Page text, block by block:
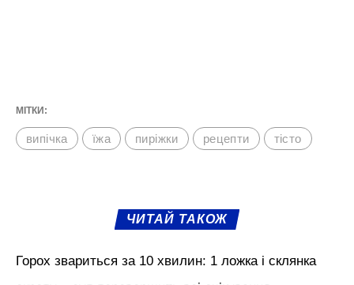
МІТКИ:
випічка їжа пиріжки рецепти тісто
ЧИТАЙ ТАКОЖ
Горох звариться за 10 хвилин: 1 ложка і склянка